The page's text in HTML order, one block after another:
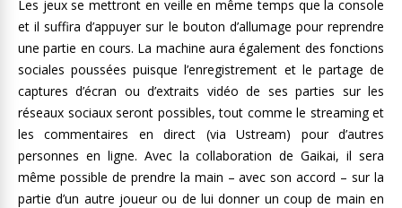
Les jeux se mettront en veille en même temps que la console
et il suffira d’appuyer sur le bouton d’allumage pour reprendre
une partie en cours. La machine aura également des fonctions
sociales poussées puisque l’enregistrement et le partage de
captures d’écran ou d’extraits vidéo de ses parties sur les
réseaux sociaux seront possibles, tout comme le streaming et
les commentaires en direct (via Ustream) pour d’autres
personnes en ligne. Avec la collaboration de Gaikai, il sera
même possible de prendre la main – avec son accord – sur la
partie d’un autre joueur ou de lui donner un coup de main en